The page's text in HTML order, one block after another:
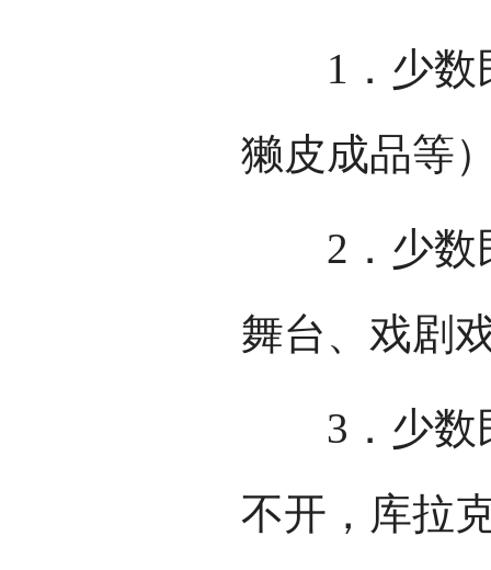
1．少数民
獭皮成品等
2．少数民
舞台、戏剧
3．少数民
不开，库拉